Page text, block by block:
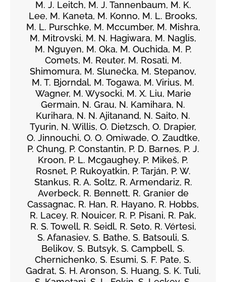
M. J. Leitch, M. J. Tannenbaum, M. K.
Lee, M. Kaneta, M. Konno, M. L. Brooks,
M. L. Purschke, M. Mccumber, M. Mishra,
M. Mitrovski, M. N. Hagiwara, M. Naglis,
M. Nguyen, M. Oka, M. Ouchida, M. P.
Comets, M. Reuter, M. Rosati, M.
Shimomura, M. Slunečka, M. Stepanov,
M. T. Bjorndal, M. Togawa, M. Virius, M.
Wagner, M. Wysocki, M. X. Liu, Marie
Germain, N. Grau, N. Kamihara, N.
Kurihara, N. N. Ajitanand, N. Saito, N.
Tyurin, N. Willis, O. Dietzsch, O. Drapier,
O. Jinnouchi, O. O. Omiwade, O. Zaudtke,
P. Chung, P. Constantin, P. D. Barnes, P. J.
Kroon, P. L. Mcgaughey, P. Mikeš, P.
Rosnet, P. Rukoyatkin, P. Tarján, P. W.
Stankus, R. A. Soltz, R. Armendariz, R.
Averbeck, R. Bennett, R. Granier de
Cassagnac, R. Han, R. Hayano, R. Hobbs,
R. Lacey, R. Nouicer, R. P. Pisani, R. Pak,
R. S. Towell, R. Seidl, R. Seto, R. Vértesi,
S. Afanasiev, S. Bathe, S. Batsouli, S.
Belikov, S. Butsyk, S. Campbell, S.
Chernichenko, S. Esumi, S. F. Pate, S.
Gadrat, S. H. Aronson, S. Huang, S. K. Tuli,